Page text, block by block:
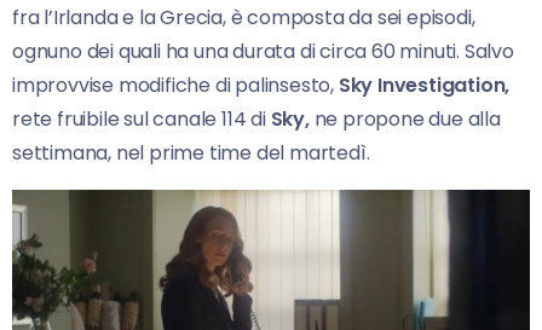
fra l’Irlanda e la Grecia, è composta da sei episodi,
ognuno dei quali ha una durata di circa 60 minuti. Salvo
improvvise modifiche di palinsesto, Sky Investigation,
rete fruibile sul canale 114 di Sky,ne propone due alla
settimana, nel prime time del martedì.